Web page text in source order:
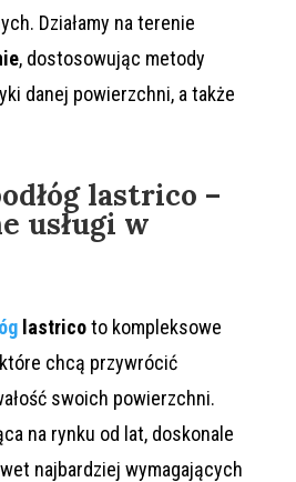
Działamy na terenie
, dostosowując metody
danej powierzchni, a także
lastrico –
usługi w
lastricoto kompleksowe
chcą przywrócić
swoich powierzchni.
na rynku od lat, doskonale
najbardziej wymagających